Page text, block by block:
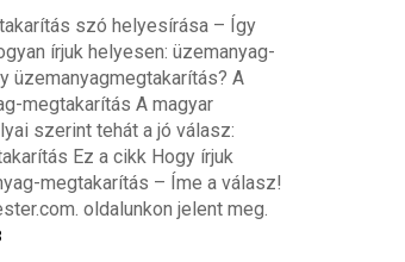
szó helyesírása – Így
írjuk helyesen: üzemanyag-
üzemanyagmegtakarítás? A
megtakarítás A magyar
szerint tehát a jó válasz:
Ez a cikk Hogy írjuk
megtakarítás – Íme a válasz!
oldalunkon jelent meg.